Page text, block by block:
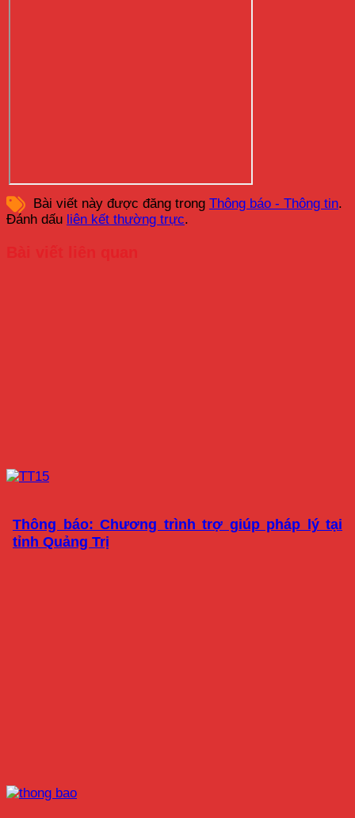
Bài viết này được đăng trong Thông báo - Thông tin.
Đánh dấu liên kết thường trực.
Thông báo: Chương trình trợ giúp pháp lý tại
tỉnh Quảng Trị